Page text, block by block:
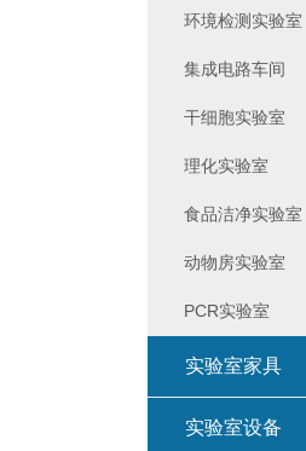
环境检测实验室
集成电路车间
干细胞实验室
理化实验室
食品洁净实验室
动物房实验室
PCR实验室
实验室家具
实验室设备